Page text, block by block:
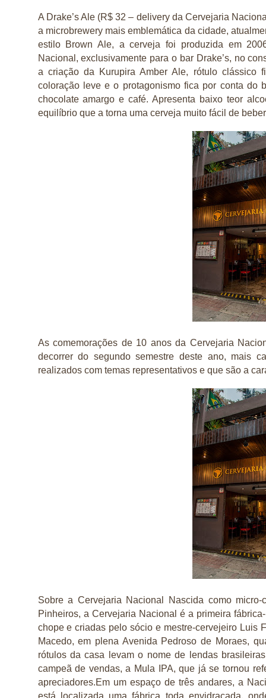
A Drake’s Ale (R$ 32 – delivery da Cervejaria
a microbrewery mais emblemática da cidade,
estilo Brown Ale, a cerveja foi produzida em
Nacional, exclusivamente para o bar Drake’s, no
a criação da Kurupira Amber Ale, rótulo clássico
coloração leve e o protagonismo fica por conta do
chocolate amargo e café. Apresenta baixo teor
equilíbrio que a torna uma cerveja muito fácil de
As comemorações de 10 anos da Cervejaria
decorrer do segundo semestre deste ano, mais
realizados com temas representativos e que são a
Sobre a Cervejaria Nacional Nascida como
Pinheiros, a Cervejaria Nacional é a primeira
chope e criadas pelo sócio e mestre-cervejeiro Luis
Macedo, em plena Avenida Pedroso de Moraes,
rótulos da casa levam o nome de lendas
campeã de vendas, a Mula IPA, que já se tornou
apreciadores.Em um espaço de três andares, a
está localizada uma fábrica toda envidraçada,